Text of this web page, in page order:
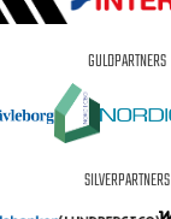
GULDPARTNERS
SILVERPARTNERS